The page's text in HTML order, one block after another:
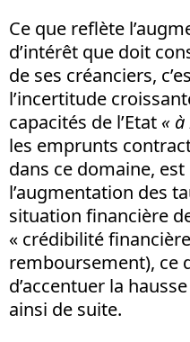
Ce que reflète
d’intérêt que doit
de ses créanciers,
l’incertitude
capacités de l’Etat «
les emprunts
dans ce domaine,
l’augmentation des
situation financière
« crédibilité
remboursement), ce
d’accentuer la
ainsi de suite.